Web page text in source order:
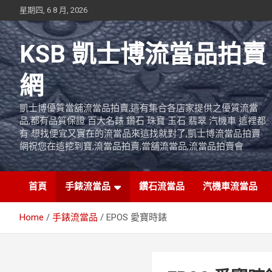
to
content
星期四, 6 8 月, 2026
KSB 凱士博流當品拍賣
網
凱士博優質當舖流當品拍賣,這有集合各店家提供之優質流當
品,都有品質保證 百大名錶 鑽石 珠寶 玉石 翡翠 汽機車 這裡都
有 想找便宜又實在的流當品來這找就對了,凱士博流當品拍賣
網祝您在這挖到寶,流當品拍賣,當舖流當品,流當品拍賣會
首頁 手錶流當品 鑽石流當品 汽機車流當品
Home 手錶流當品 EPOS 愛寶時錶